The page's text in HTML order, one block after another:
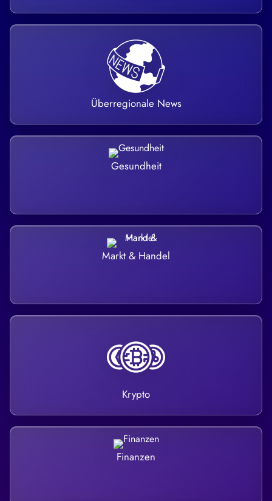
Überregionale News
Gesundheit
Markt & Handel
Krypto
Finanzen